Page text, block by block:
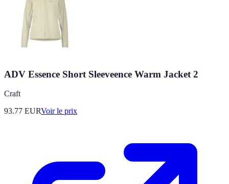
ADV Essence Short Sleeveence Warm Jacket 2
Craft
93.77 EURVoir le prix